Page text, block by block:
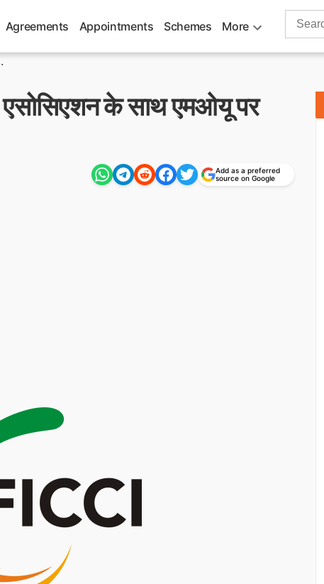
Agreements Appointments Schemes More
Search
एसोसिएशन के साथ एमओयू पर
Add as a preferred
source on Google